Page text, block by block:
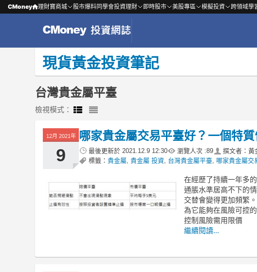
CMoney 理財寶商城 股市爆料同學會投資理財 即時股市 美股專區 模擬投資 跨領域學
現貨黃金投資筆記
台灣貴金屬平臺
檢視模式：
12月 2021年
9
哪家貴金屬交易平臺好？一個特
最後更新於 2021.12.9 12:30 瀏覽人次 :89
撰文者：黃
標籤： 貴金屬 貴金屬 投資 台灣貴金屬平臺 哪家貴金屬交
在經歷了持續一年多
通脹水準居高不下的
交替會變得更加頻繁
為它能夠在風險可控
控制風險需用限價
繼續閱讀...